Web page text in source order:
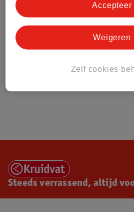
Steeds verrassend, altijd
Zelf cookies
Weigeren
Accepteer